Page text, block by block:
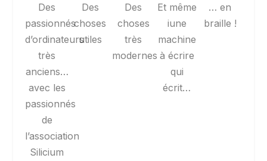
Des
passionnés
d’ordinateurs
très
anciens…
avec les
passionnés
de
l’association
Silicium
Des
choses
utiles
Des
choses
très
modernes
Et même
iune
machine
à écrire
qui
écrit…
… en
braille !